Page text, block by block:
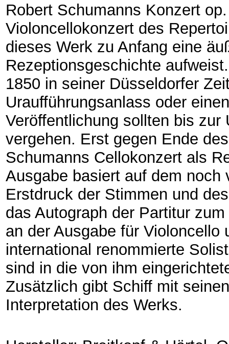
Robert Schumanns Konzert
Violoncellokonzert des
dieses Werk zu Anfang eine
Rezeptionsgeschichte
1850 in seiner Düsseldorfer
Uraufführungsanlass oder
Veröffentlichung sollten bis zur
vergehen. Erst gegen Ende
Schumanns Cellokonzert als
Ausgabe basiert auf dem noch
Erstdruck der Stimmen und
das Autograph der Partitur
an der Ausgabe für
international renommierte
sind in die von ihm
Zusätzlich gibt Schiff mit
Interpretation des Werks.